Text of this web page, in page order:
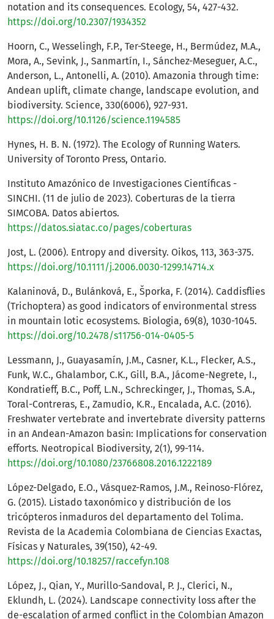
notation and its consequences. Ecology, 54, 427-432.
https://doi.org/10.2307/1934352
Hoorn, C., Wesselingh, F.P., Ter-Steege, H., Bermúdez, M.A.,
Mora, A., Sevink, J., Sanmartín, I., Sánchez-Meseguer, A.C.,
Anderson, L., Antonelli, A. (2010). Amazonia through time:
Andean uplift, climate change, landscape evolution, and
biodiversity. Science, 330(6006), 927-931.
https://doi.org/10.1126/science.1194585
Hynes, H. B. N. (1972). The Ecology of Running Waters.
University of Toronto Press, Ontario.
Instituto Amazónico de Investigaciones Científicas -
SINCHI. (11 de julio de 2023). Coberturas de la tierra
SIMCOBA. Datos abiertos.
https://datos.siatac.co/pages/coberturas
Jost, L. (2006). Entropy and diversity. Oikos, 113, 363-375.
https://doi.org/10.1111/j.2006.0030-1299.14714.x
Kalaninová, D., Bulánková, E., Šporka, F. (2014). Caddisflies
(Trichoptera) as good indicators of environmental stress
in mountain lotic ecosystems. Biologia, 69(8), 1030-1045.
https://doi.org/10.2478/s11756-014-0405-5
Lessmann, J., Guayasamín, J.M., Casner, K.L., Flecker, A.S.,
Funk, W.C., Ghalambor, C.K., Gill, B.A., Jácome-Negrete, I.,
Kondratieff, B.C., Poff, L.N., Schreckinger, J., Thomas, S.A.,
Toral-Contreras, E., Zamudio, K.R., Encalada, A.C. (2016).
Freshwater vertebrate and invertebrate diversity patterns
in an Andean-Amazon basin: Implications for conservation
efforts. Neotropical Biodiversity, 2(1), 99-114.
https://doi.org/10.1080/23766808.2016.1222189
López-Delgado, E.O., Vásquez-Ramos, J.M., Reinoso-Flórez,
G. (2015). Listado taxonómico y distribución de los
tricópteros inmaduros del departamento del Tolima.
Revista de la Academia Colombiana de Ciencias Exactas,
Físicas y Naturales, 39(150), 42-49.
https://doi.org/10.18257/raccefyn.108
López, J., Qian, Y., Murillo-Sandoval, P. J., Clerici, N.,
Eklundh, L. (2024). Landscape connectivity loss after the
de-escalation of armed conflict in the Colombian Amazon